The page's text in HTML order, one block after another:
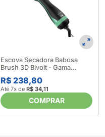
Escova Secadora Babosa
Brush 3D Bivolt - Gama
(624393)
R$ 238,80
Até 7x de R$ 34,11
COMPRAR